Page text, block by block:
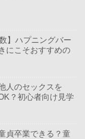
】ハプニングバー
にこそおすすめの
人のセックスを
？初心者向け見学
貞卒業できる？童